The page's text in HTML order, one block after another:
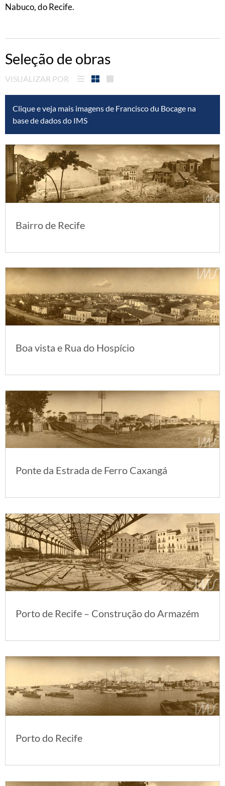
Nabuco, do Recife.
Seleção de obras
VISUALIZAR POR
Clique e veja mais imagens de Francisco du Bocage na
base de dados do IMS
Bairro de Recife
Boa vista e Rua do Hospício
Ponte da Estrada de Ferro Caxangá
Porto de Recife – Construção do Armazém
Porto do Recife